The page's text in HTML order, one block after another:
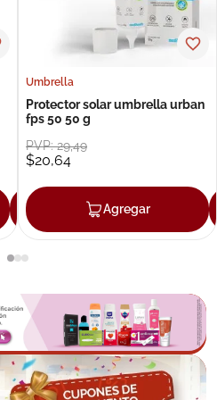
Agregar
Umbrella
Protector solar umbrella urban
fps 50 50 g
PVP:29,49
$20,64
Agregar